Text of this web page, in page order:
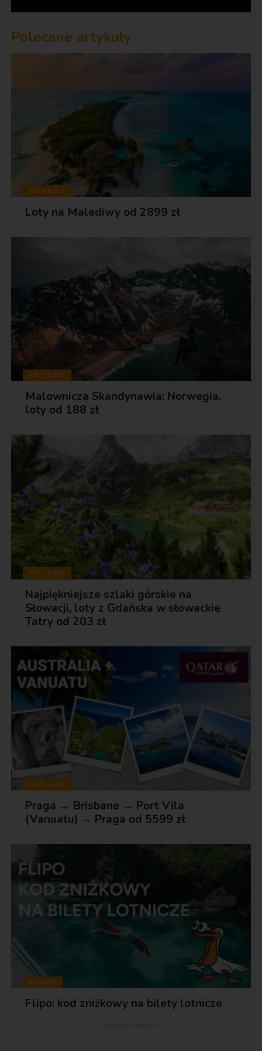
Polecane artykuły
ARTYKUŁY
Loty na Malediwy od 2899 zł
ARTYKUŁY
Malownicza Skandynawia: Norwegia,
loty od 188 zł
ARTYKUŁY
Najpiękniejsze szlaki górskie na
Słowacji, loty z Gdańska w słowackie
Tatry od 203 zł
ARTYKUŁY
Praga → Brisbane → Port Vila
(Vanuatu) → Praga od 5599 zł
RABATY
Flipo: kod zniżkowy na bilety lotnicze